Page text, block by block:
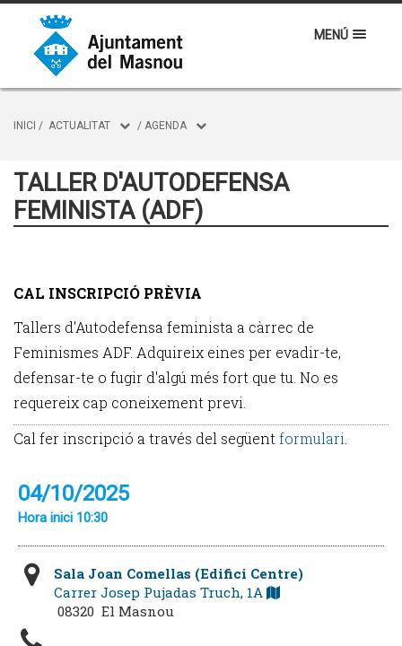
MENÚ
INICI / ACTUALITAT / AGENDA
TALLER D'AUTODEFENSA
FEMINISTA (ADF)
CAL INSCRIPCIÓ PRÈVIA
Tallers d'Autodefensa feminista a càrrec de
Feminismes ADF. Adquireix eines per evadir-te,
defensar-te o fugir d'algú més fort que tu. No es
requereix cap coneixement previ.
Cal fer inscripció a través del següent formulari
04/10/2025
Hora inici 10:30
Sala Joan Comellas (Edifici Centre)
Carrer Josep Pujadas Truch, 1A
08320 El Masnou